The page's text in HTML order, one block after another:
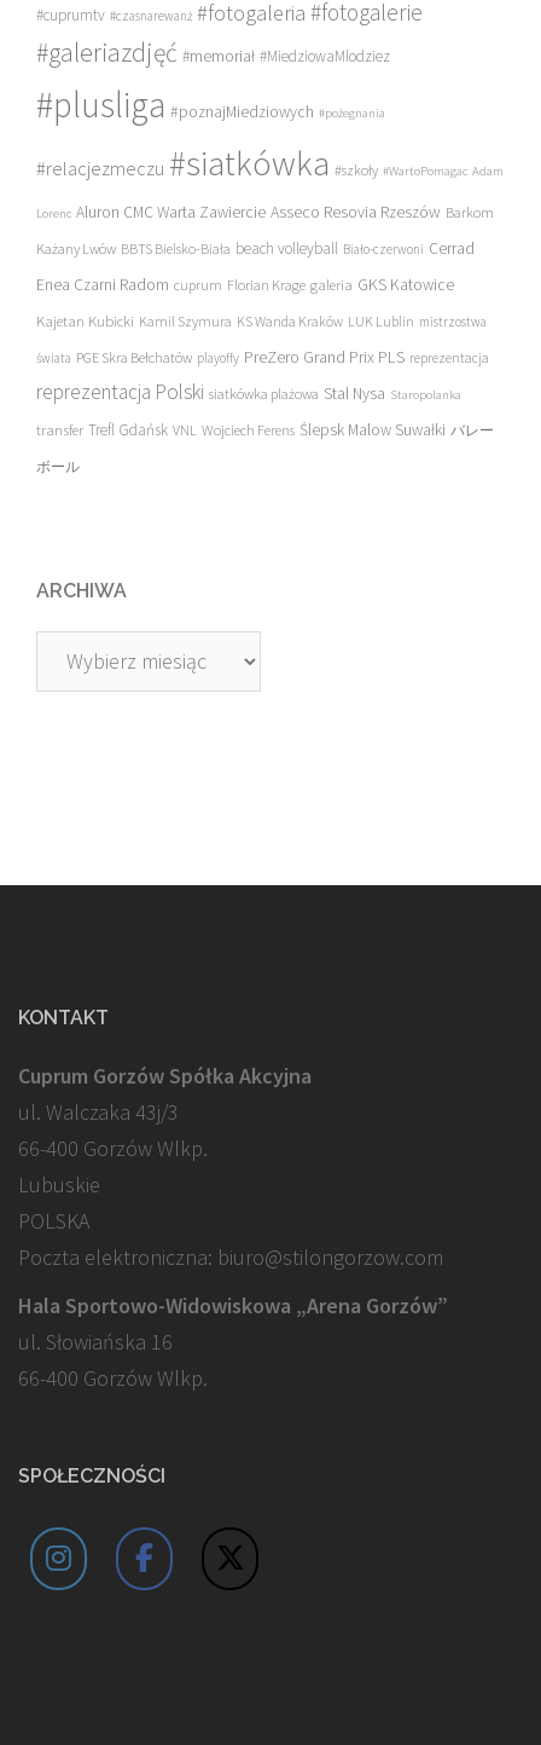
#cuprumtv #czasnarewanż #fotogaleria #fotogalerie
#galeriazdjęć #memoriał #MiedziowaMlodziez
#plusliga #poznajMiedziowych #pożegnania
#relacjezmeczu #siatkówka #szkoły #WartoPomagac Adam
Lorenc Aluron CMC Warta Zawiercie Asseco Resovia Rzeszów Barkom
Każany Lwów BBTS Bielsko-Biała beach volleyball Biało-czerwoni Cerrad
Enea Czarni Radom cuprum Florian Krage galeria GKS Katowice
Kajetan Kubicki Kamil Szymura KS Wanda Kraków LUK Lublin mistrzostwa
świata PGE Skra Bełchatów playoffy PreZero Grand Prix PLS reprezentacja
reprezentacja Polski siatkówka plażowa Stal Nysa Staropolanka
transfer Trefl Gdańsk VNL Wojciech Ferens Ślepsk Malow Suwałki バレー
ボール
ARCHIWA
Archiwa
KONTAKT
Cuprum Gorzów Spółka Akcyjna
ul. Walczaka 43j/3
66-400 Gorzów Wlkp.
Lubuskie
POLSKA
Poczta elektroniczna: biuro@stilongorzow.com
Hala Sportowo-Widowiskowa „Arena Gorzów”
ul. Słowiańska 16
66-400 Gorzów Wlkp.
SPOŁECZNOŚCI